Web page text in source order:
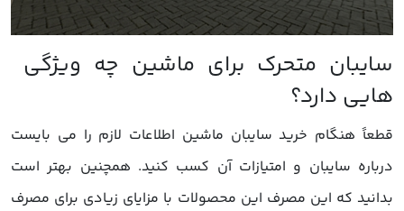
قطعاً هنگام خرید سایبان ماشین اطلاعات لازم را می بایست
درباره سایبان و امتیازات آن کسب کنید. همچنین بهتر است
بدانید که این مصرف این محصولات با مزایای زیادی برای مصرف